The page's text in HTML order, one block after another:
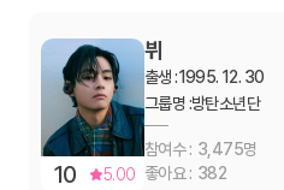
10 5.00
뷔
출생 :1995. 12. 30
그룹명 :방탄소년단
3,475
382